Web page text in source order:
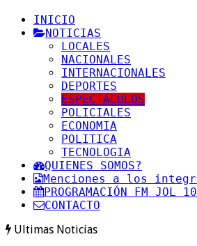
INICIO
NOTICIAS
LOCALES
NACIONALES
INTERNACIONALES
DEPORTES
ESPECTACULOS
POLICIALES
ECONOMIA
POLITICA
TECNOLOGIA
QUIENES SOMOS?
Menciones a los
PROGRAMACIÓN FM JOL
CONTACTO
Ultimas Noticias